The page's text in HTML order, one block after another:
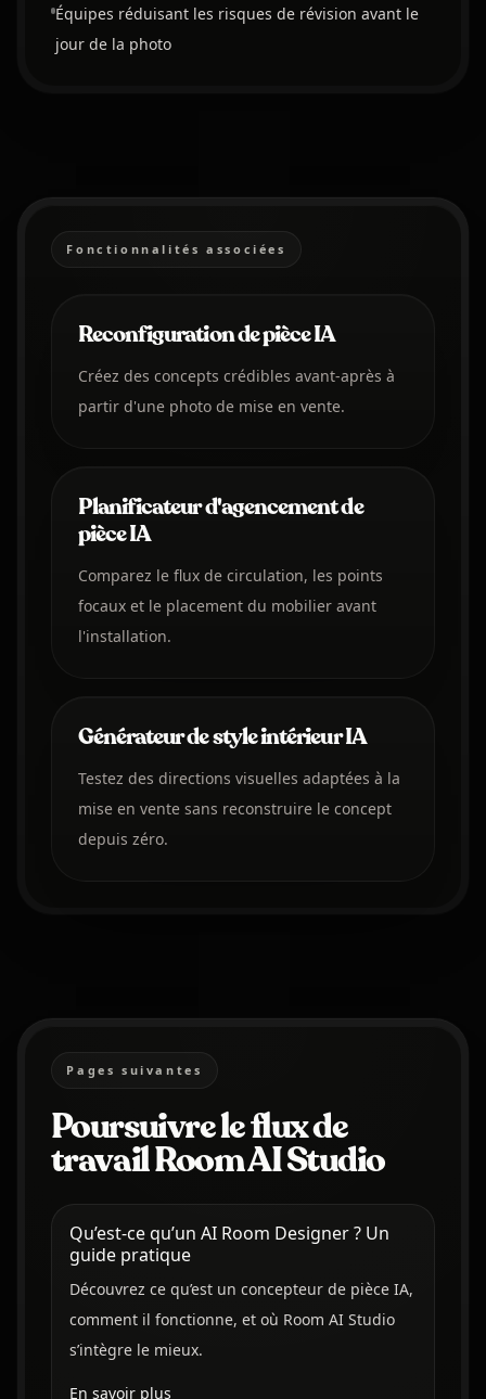
Équipes réduisant les risques de révision avant le
jour de la photo
Fonctionnalités associées
Reconfiguration de pièce IA
Créez des concepts crédibles avant-après à
partir d'une photo de mise en vente.
Planificateur d'agencement de
pièce IA
Comparez le flux de circulation, les points
focaux et le placement du mobilier avant
l'installation.
Générateur de style intérieur IA
Testez des directions visuelles adaptées à la
mise en vente sans reconstruire le concept
depuis zéro.
Pages suivantes
Poursuivre le flux de
travail Room AI Studio
Qu’est-ce qu’un AI Room Designer ? Un
guide pratique
Découvrez ce qu’est un concepteur de pièce IA,
comment il fonctionne, et où Room AI Studio
s’intègre le mieux.
En savoir plus